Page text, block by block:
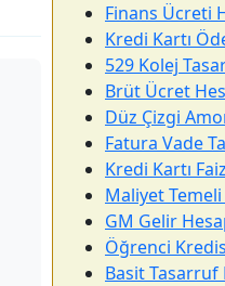
Finans Ücreti
Kredi Kartı
529 Kolej
Brüt Ücret
Düz Çizgi
Fatura Vade
Kredi Kartı
Maliyet Temeli
GM Gelir
Öğrenci
Basit Tasarruf